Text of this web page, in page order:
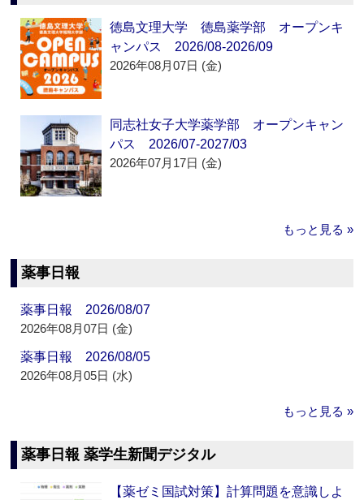
徳島文理大学 徳島薬学部 オープンキ
ャンパス 2026/08-2026/09
2026年08月07日 (金)
同志社女子大学薬学部 オープンキャン
パス 2026/07-2027/03
2026年07月17日 (金)
もっと見る »
薬事日報
薬事日報 2026/08/07
2026年08月07日 (金)
薬事日報 2026/08/05
2026年08月05日 (水)
もっと見る »
薬事日報 薬学生新聞デジタル
【薬ゼミ国試対策】計算問題を意識しよ